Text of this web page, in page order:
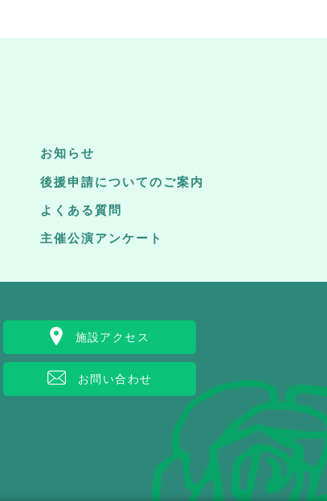
お知らせ
後援申請についてのご案内
よくある質問
主催公演アンケート
施設アクセス
お問い合わせ